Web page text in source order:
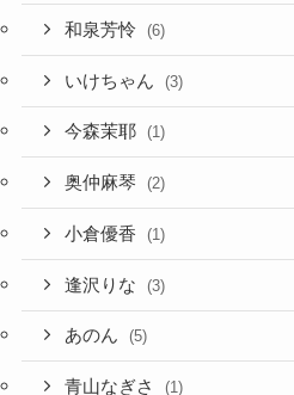
和泉芳怜 (6)
いけちゃん (3)
今森茉耶 (1)
奥仲麻琴 (2)
小倉優香 (1)
逢沢りな (3)
あのん (5)
青山なぎさ (1)